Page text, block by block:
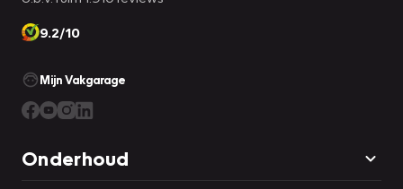
9.2/10
Mijn Vakgarage
Onderhoud